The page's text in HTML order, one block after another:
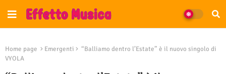
Home page Emergenti
“Balliamo dentro l’Estate” è il nuovo singolo di
VYOLA